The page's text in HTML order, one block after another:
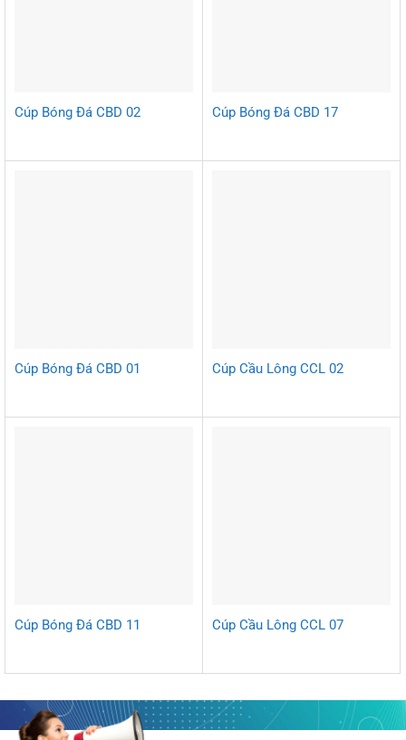
Cúp Bóng Đá CBD 02 Cúp Bóng Đá CBD 17
Cúp Bóng Đá CBD 01 Cúp Cầu Lông CCL 02
Cúp Bóng Đá CBD 11 Cúp Cầu Lông CCL 07